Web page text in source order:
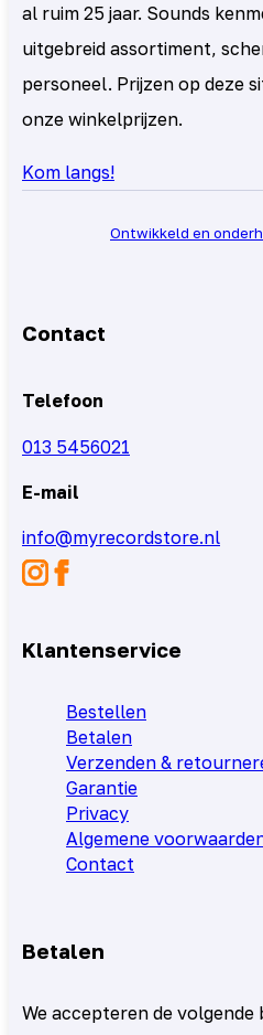
al ruim 25 jaar. Sounds
uitgebreid assortiment,
personeel. Prijzen op deze
onze winkelprijzen.
Kom langs!
Ontwikkeld en
Contact
Telefoon
013 5456021
E-mail
info@myrecordstore.nl
Klantenservice
Bestellen
Betalen
Verzenden &
Garantie
Privacy
Algemene
Contact
Betalen
We accepteren de volgende